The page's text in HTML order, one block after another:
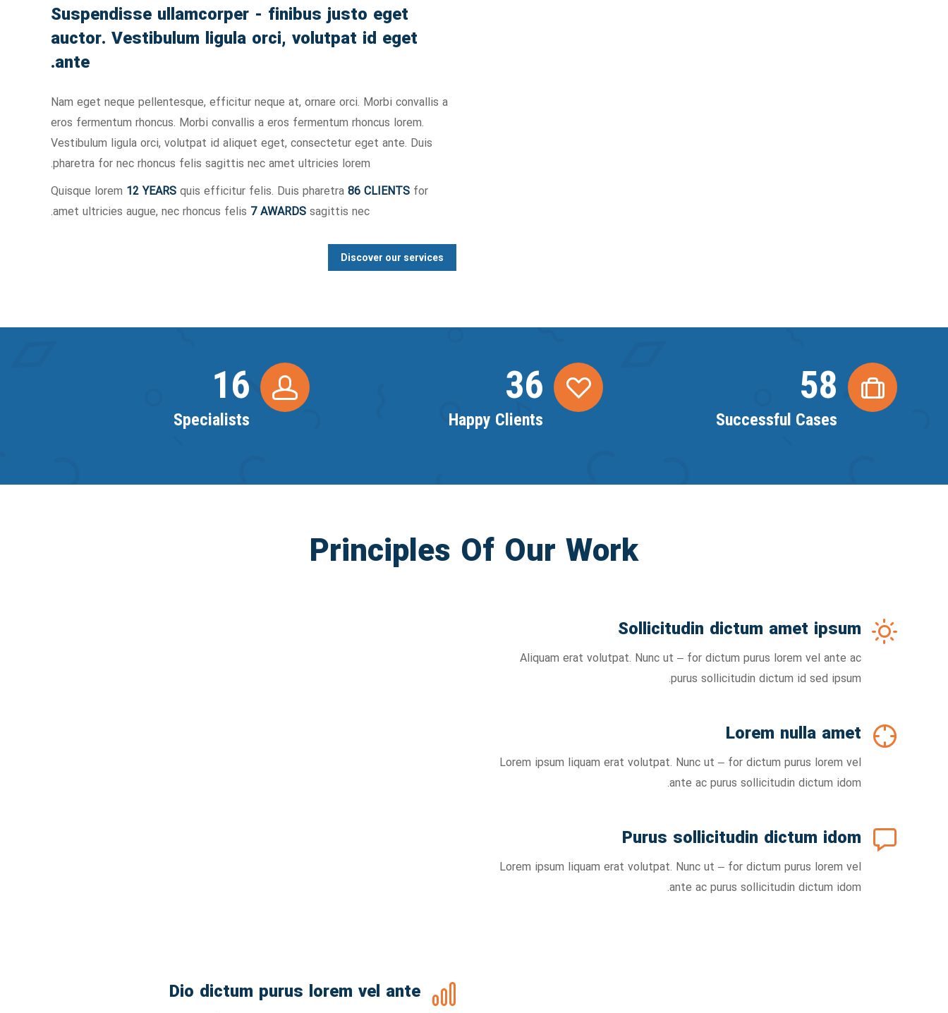
Suspendisse ullamcorper - finibus justo eget
auctor. Vestibulum ligula orci, volutpat id eget
ante.
Nam eget neque pellentesque, efficitur neque at, ornare orci. Morbi convallis a
eros fermentum rhoncus. Morbi convallis a eros fermentum rhoncus lorem.
Vestibulum ligula orci, volutpat id aliquet eget, consectetur eget ante. Duis
pharetra for nec rhoncus felis sagittis nec amet ultricies lorem.
Quisque lorem 12 YEARS quis efficitur felis. Duis pharetra 86 CLIENTS for
amet ultricies augue, nec rhoncus felis 7 AWARDS sagittis nec.
Discover our services
16
Specialists
36
Happy Clients
58
Successful Cases
Principles Of Our Work
Sollicitudin dictum amet ipsum
Aliquam erat volutpat. Nunc ut – for dictum purus lorem vel ante ac
purus sollicitudin dictum id sed ipsum.
Lorem nulla amet
Lorem ipsum liquam erat volutpat. Nunc ut – for dictum purus lorem vel
ante ac purus sollicitudin dictum idom.
Purus sollicitudin dictum idom
Lorem ipsum liquam erat volutpat. Nunc ut – for dictum purus lorem vel
ante ac purus sollicitudin dictum idom.
Dio dictum purus lorem vel ante